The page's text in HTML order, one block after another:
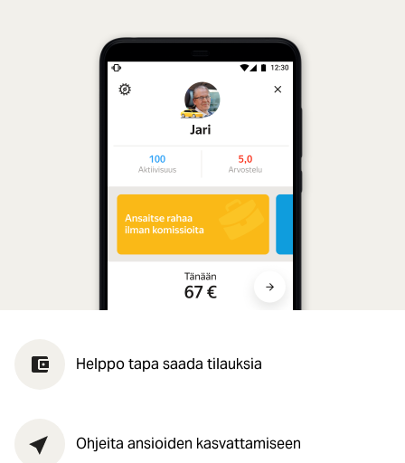
Helppo tapa saada tilauksia
Ohjeita ansioiden kasvattamiseen